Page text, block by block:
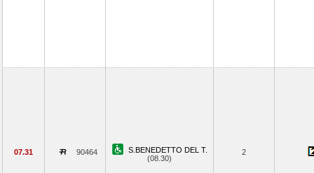
07.31 90464
S.BENEDETTO DEL T.
(08.30)
2